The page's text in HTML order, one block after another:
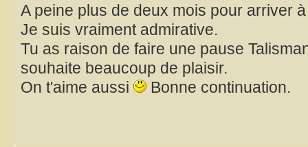
A peine plus de deux mois pour arriver
Je suis vraiment admirative.
Tu as raison de faire une pause
souhaite beaucoup de plaisir.
On t'aime aussi
Bonne continuation.